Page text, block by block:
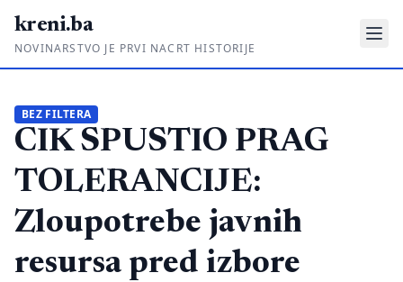
kreni.ba
NOVINARSTVO JE PRVI NACRT HISTORIJE
Priče sa ruba
Ponos i glas
Daljinski u ruke
Romski put
BEZ FILTERA
CIK SPUSTIO PRAG
TOLERANCIJE:
Zloupotrebe javnih
resursa pred izbore